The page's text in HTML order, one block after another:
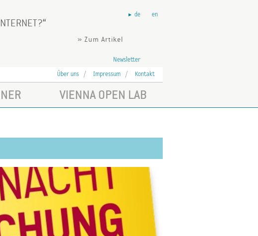
» Zum Artikel
de en
Newsletter
Über uns Impressum Kontakt
VIENNA OPEN LAB